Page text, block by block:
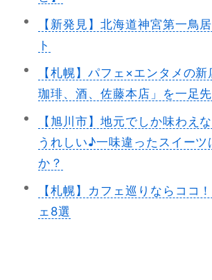
【新発見】北海道神宮第一鳥
ト
【札幌】パフェ×エンタメの新
珈琲、酒、佐藤本店」を一足
【旭川市】地元でしか味わえ
うれしい♪一味違ったスイーツ
か？
【札幌】カフェ巡りならココ
ェ8選